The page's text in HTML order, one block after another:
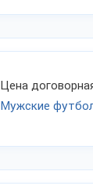
Цена
Мужские